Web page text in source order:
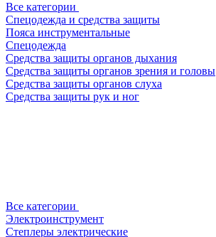
Все категории
Спецодежда и средства защиты
Пояса инструментальные
Спецодежда
Средства защиты органов дыхания
Средства защиты органов зрения и головы
Средства защиты органов слуха
Средства защиты рук и ног
Все категории
Электроинструмент
Степлеры электрические